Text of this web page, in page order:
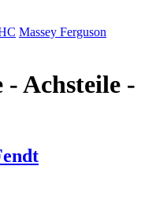
Massey Ferguson
Achsteile -